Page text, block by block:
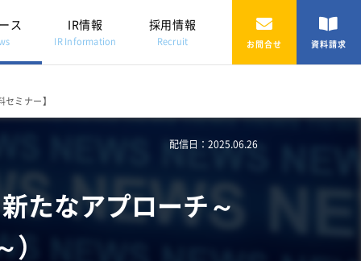
ス IR情報
IR Information
採用情報
Recruit お問合せ 資料請求
ミナー】
配信日：2025.06.26
たなアプローチ～
）